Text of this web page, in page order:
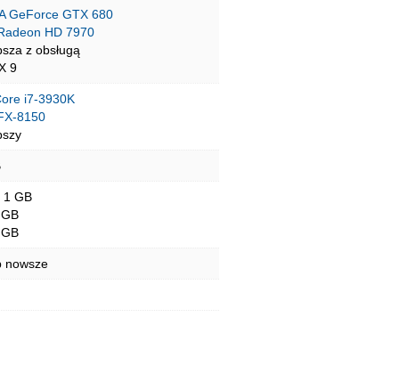
GeForce GTX 680
HD 7970
z obsługą
9
i7-3930K
8150
1 GB
nowsze